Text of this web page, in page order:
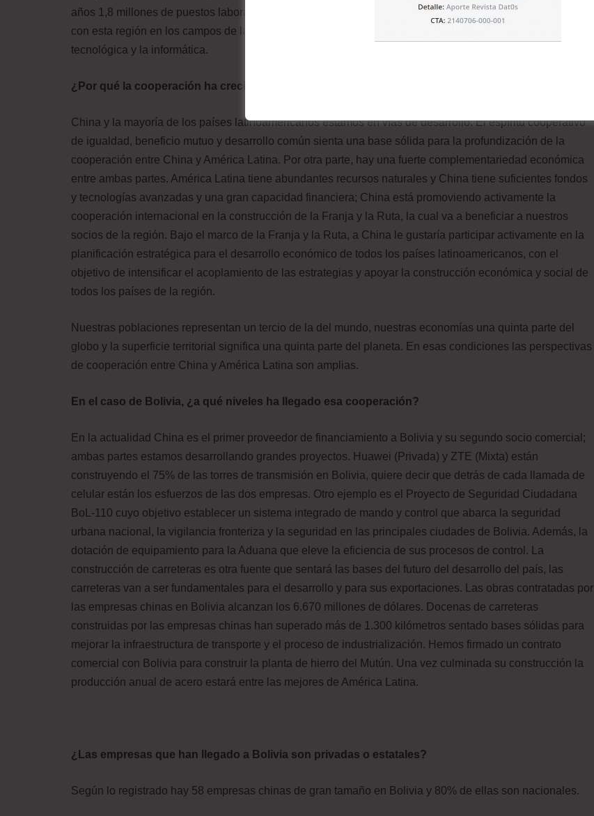
años 1,8 millones de puestos laborales en Latinoamérica. En el futuro, China intensificará su cooperación
con esta región en los campos de la energía, la minería, la infraestructura, manufactura, innovación
tecnológica y la informática.
¿Por qué la cooperación ha crecido tanto en tan corto tiempo?
China y la mayoría de los países latinoamericanos estamos en vías de desarrollo. El espíritu cooperativo
de igualdad, beneficio mutuo y desarrollo común sienta una base sólida para la profundización de la
cooperación entre China y América Latina. Por otra parte, hay una fuerte complementariedad económica
entre ambas partes. América Latina tiene abundantes recursos naturales y China tiene suficientes fondos
y tecnologías avanzadas y una gran capacidad financiera; China está promoviendo activamente la
cooperación internacional en la construcción de la Franja y la Ruta, la cual va a beneficiar a nuestros
socios de la región. Bajo el marco de la Franja y la Ruta, a China le gustaría participar activamente en la
planificación estratégica para el desarrollo económico de todos los países latinoamericanos, con el
objetivo de intensificar el acoplamiento de las estrategias y apoyar la construcción económica y social de
todos los países de la región.
Nuestras poblaciones representan un tercio de la del mundo, nuestras economías una quinta parte del
globo y la superficie territorial significa una quinta parte del planeta. En esas condiciones las perspectivas
de cooperación entre China y América Latina son amplias.
En el caso de Bolivia, ¿a qué niveles ha llegado esa cooperación?
En la actualidad China es el primer proveedor de financiamiento a Bolivia y su segundo socio comercial;
ambas partes estamos desarrollando grandes proyectos. Huawei (Privada) y ZTE (Mixta) están
construyendo el 75% de las torres de transmisión en Bolivia, quiere decir que detrás de cada llamada de
celular están los esfuerzos de las dos empresas. Otro ejemplo es el Proyecto de Seguridad Ciudadana
BoL-110 cuyo objetivo establecer un sistema integrado de mando y control que abarca la seguridad
urbana nacional, la vigilancia fronteriza y la seguridad en las principales ciudades de Bolivia. Además, la
dotación de equipamiento para la Aduana que eleve la eficiencia de sus procesos de control. La
construcción de carreteras es otra fuente que sentará las bases del futuro del desarrollo del país, las
carreteras van a ser fundamentales para el desarrollo y para sus exportaciones. Las obras contratadas por
las empresas chinas en Bolivia alcanzan los 6.670 millones de dólares. Docenas de carreteras
construidas por las empresas chinas han superado más de 1.300 kilómetros sentado bases sólidas para
mejorar la infraestructura de transporte y el proceso de industrialización. Hemos firmado un contrato
comercial con Bolivia para construir la planta de hierro del Mutún. Una vez culminada su construcción la
producción anual de acero estará entre las mejores de América Latina.
¿Las empresas que han llegado a Bolivia son privadas o estatales?
Según lo registrado hay 58 empresas chinas de gran tamaño en Bolivia y 80% de ellas son nacionales.